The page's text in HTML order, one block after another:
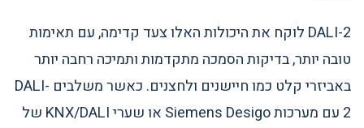
DALI-2 לוקח את היכולות האלו צעד קדימה, עם תאימות
טובה יותר, בדיקות הסמכה מתקדמות ותמיכה רחבה יותר
באביזרי קלט כמו חיישנים ולחצנים. כאשר משלבים DALI-
2 עם מערכות Siemens Desigo או שערי KNX/DALI של